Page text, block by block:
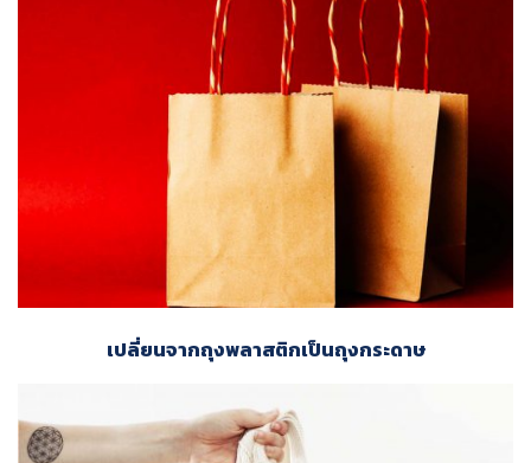
เปลี่ยนจากถุงพลาสติกเป็นถุงกระดาษ